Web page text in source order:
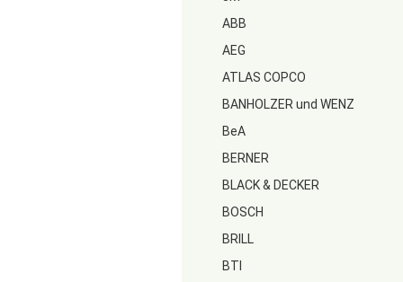
ABB
AEG
ATLAS COPCO
BANHOLZER und WENZ
BeA
BERNER
BLACK & DECKER
BOSCH
BRILL
BTI